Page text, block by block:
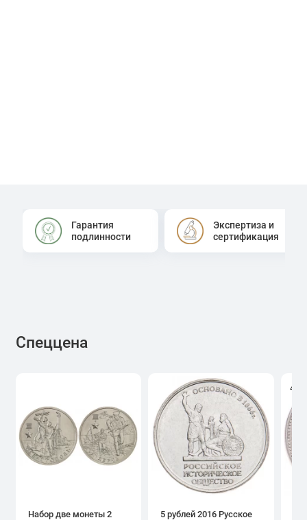
Гарантия
подлинности
Экспертиза и
сертификация
Спеццена
Набор две монеты 2
5 рублей 2016 Русское
4.0